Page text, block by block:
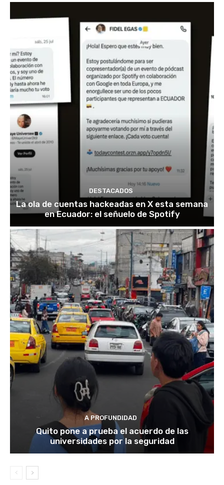
DESTACADOS
La ola de cuentas hackeadas en X esta semana
en Ecuador: el señuelo de Spotify
A PROFUNDIDAD
Quito pone a prueba el acuerdo de las
universidades por la seguridad